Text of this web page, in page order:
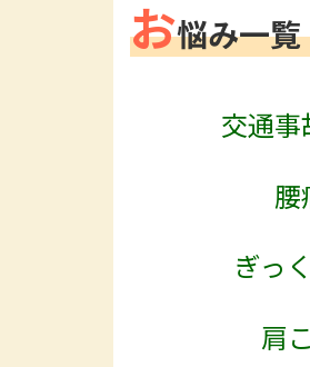
お悩み一覧
交通事
腰
ぎっ
肩